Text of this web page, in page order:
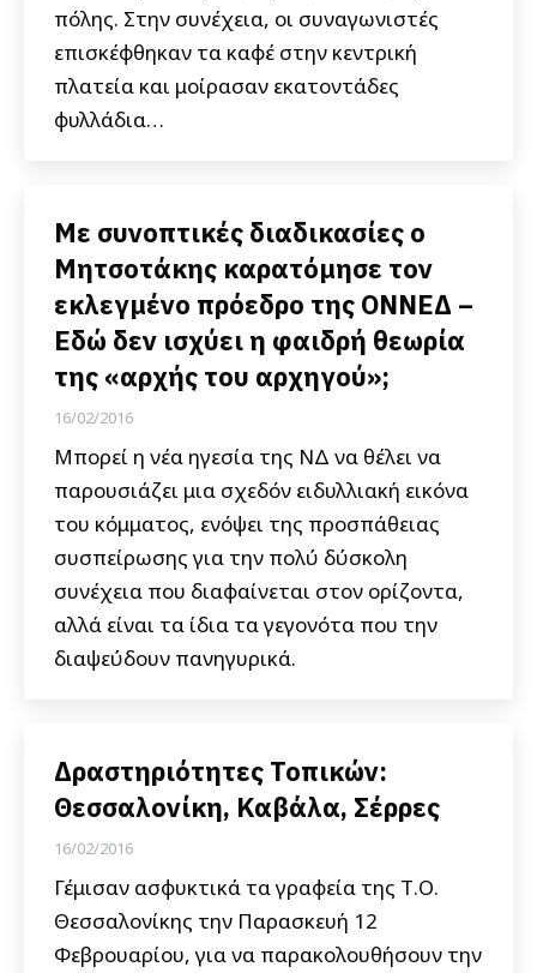
πόλης. Στην συνέχεια, οι συναγωνιστές
επισκέφθηκαν τα καφέ στην κεντρική
πλατεία και μοίρασαν εκατοντάδες
φυλλάδια…
Με συνοπτικές διαδικασίες ο
Μητσοτάκης καρατόμησε τον
εκλεγμένο πρόεδρο της ΟΝΝΕΔ –
Εδώ δεν ισχύει η φαιδρή θεωρία
της «αρχής του αρχηγού»;
16/02/2016
Μπορεί η νέα ηγεσία της ΝΔ να θέλει να
παρουσιάζει μια σχεδόν ειδυλλιακή εικόνα
του κόμματος, ενόψει της προσπάθειας
συσπείρωσης για την πολύ δύσκολη
συνέχεια που διαφαίνεται στον ορίζοντα,
αλλά είναι τα ίδια τα γεγονότα που την
διαψεύδουν πανηγυρικά.
Δραστηριότητες Τοπικών:
Θεσσαλονίκη, Καβάλα, Σέρρες
16/02/2016
Γέμισαν ασφυκτικά τα γραφεία της Τ.Ο.
Θεσσαλονίκης την Παρασκευή 12
Φεβρουαρίου, για να παρακολουθήσουν την